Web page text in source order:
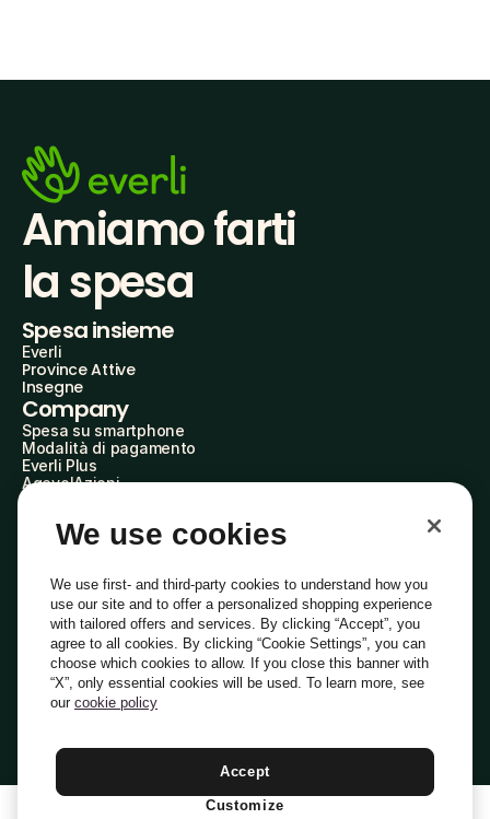
Amiamo farti
la spesa
Spesa insieme
Everli
Province Attive
Insegne
Company
Spesa su smartphone
Modalità di pagamento
Everli Plus
AgevolAzioni
Everli Shoppers
Scopri chi siamo
Domande frequenti
Lavora con noi
Diventa Shopper
Investitori
PrivacyCookiePreferenze Cookie
Termini e Condizioni
Italiano
We use cookies
We use first- and third-party cookies to understand how you
use our site and to offer a personalized shopping experience
with tailored offers and services. By clicking “Accept”, you
agree to all cookies. By clicking “Cookie Settings”, you can
choose which cookies to allow. If you close this banner with
“X”, only essential cookies will be used. To learn more, see
our cookie policy
Accept
Customize